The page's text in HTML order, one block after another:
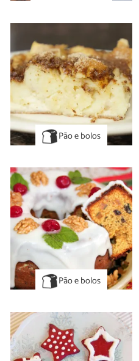
Pão e bolos
Pão e bolos